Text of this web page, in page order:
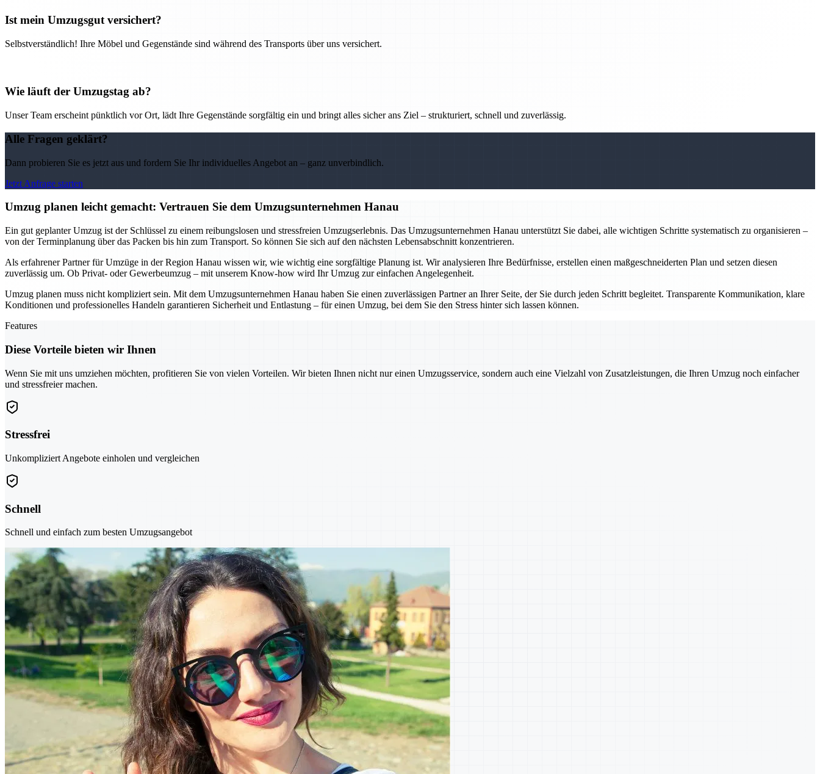
Ist mein Umzugsgut versichert?
Selbstverständlich! Ihre Möbel und Gegenstände sind während des Transports über uns versichert.
Wie läuft der Umzugstag ab?
Unser Team erscheint pünktlich vor Ort, lädt Ihre Gegenstände sorgfältig ein und bringt alles sicher ans Ziel – strukturiert, schnell und zuverlässig.
Alle Fragen geklärt?
Dann probieren Sie es jetzt aus und fordern Sie Ihr individuelles Angebot an – ganz unverbindlich.
Jetzt Anfrage starten
Umzug planen leicht gemacht: Vertrauen Sie dem Umzugsunternehmen Hanau
Ein gut geplanter Umzug ist der Schlüssel zu einem reibungslosen und stressfreien Umzugserlebnis. Das Umzugsunternehmen Hanau unterstützt Sie dabei, alle wichtigen Schritte systematisch zu organisieren –
von der Terminplanung über das Packen bis hin zum Transport. So können Sie sich auf den nächsten Lebensabschnitt konzentrieren.
Als erfahrener Partner für Umzüge in der Region Hanau wissen wir, wie wichtig eine sorgfältige Planung ist. Wir analysieren Ihre Bedürfnisse, erstellen einen maßgeschneiderten Plan und setzen diesen
zuverlässig um. Ob Privat- oder Gewerbeumzug – mit unserem Know-how wird Ihr Umzug zur einfachen Angelegenheit.
Umzug planen muss nicht kompliziert sein. Mit dem Umzugsunternehmen Hanau haben Sie einen zuverlässigen Partner an Ihrer Seite, der Sie durch jeden Schritt begleitet. Transparente Kommunikation, klare
Konditionen und professionelles Handeln garantieren Sicherheit und Entlastung – für einen Umzug, bei dem Sie den Stress hinter sich lassen können.
Features
Diese Vorteile bieten wir Ihnen
Wenn Sie mit uns umziehen möchten, profitieren Sie von vielen Vorteilen. Wir bieten Ihnen nicht nur einen Umzugsservice, sondern auch eine Vielzahl von Zusatzleistungen, die Ihren Umzug noch einfacher
und stressfreier machen.
Stressfrei
Unkompliziert Angebote einholen und vergleichen
Schnell
Schnell und einfach zum besten Umzugsangebot